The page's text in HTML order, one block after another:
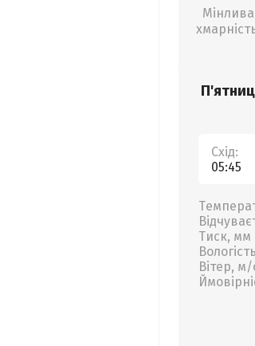
Мінлива
Схід:
05:45
Тиск, мм
Вітер, м/